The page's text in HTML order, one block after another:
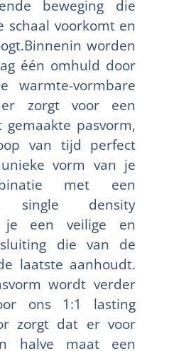
beweging die
schaal voorkomt en
worden
één omhuld door
warmte-vormbare
zorgt voor een
pasvorm,
van tijd perfect
vorm van je
met een
single density
je een veilige en
die van de
laatste aanhoudt.
wordt verder
ons 1:1 lasting
zorgt dat er voor
halve maat een